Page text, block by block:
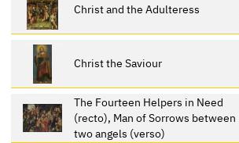
Christ and the Adulteress
Christ the Saviour
The Fourteen Helpers in Need
(recto), Man of Sorrows between
two angels (verso)